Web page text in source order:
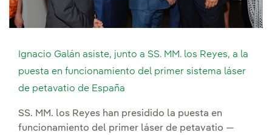
Ignacio Galán asiste, junto a SS. MM. los Reyes, a la
puesta en funcionamiento del primer sistema láser
de petavatio de España
SS. MM. los Reyes han presidido la puesta en
funcionamiento del primer láser de petavatio —